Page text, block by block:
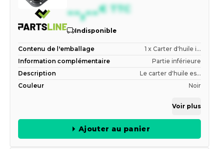
--,--€ TTC
Indisponible
Contenu de l'emballage
1 x Carter d'huile i...
Information complémentaire
Partie inférieure
Description
Le carter d'huile es...
Couleur
Noir
Voir plus
Ajouter au panier